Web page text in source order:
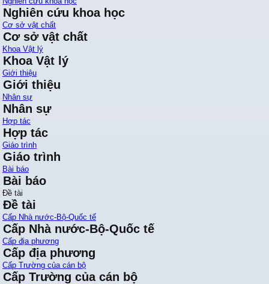
Nghiên cứu khoa học
Cơ sở vật chất
Cơ sở vật chất
Khoa Vật lý
Khoa Vật lý
Giới thiệu
Giới thiệu
Nhân sự
Nhân sự
Hợp tác
Hợp tác
Giáo trình
Giáo trình
Bài báo
Bài báo
Đề tài
Đề tài
Cấp Nhà nước-Bộ-Quốc tế
Cấp Nhà nước-Bộ-Quốc tế
Cấp địa phương
Cấp địa phương
Cấp Trường của cán bộ
Cấp Trường của cán bộ